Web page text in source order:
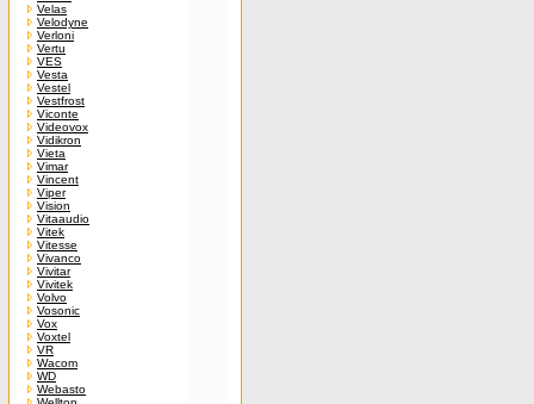
Velas
Velodyne
Verloni
Vertu
VES
Vesta
Vestel
Vestfrost
Viconte
Videovox
Vidikron
Vieta
Vimar
Vincent
Viper
Vision
Vitaaudio
Vitek
Vitesse
Vivanco
Vivitar
Vivitek
Volvo
Vosonic
Vox
Voxtel
VR
Wacom
WD
Webasto